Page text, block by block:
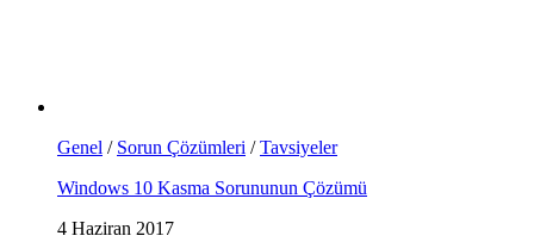
Genel / Sorun Çözümleri /Tavsiyeler
Windows 10 Kasma Sorununun Çözümü
4 Haziran 2017